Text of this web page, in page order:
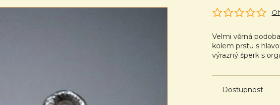
Velmi věrná
kolem prstu s
výrazný šperk s
Dostupnost